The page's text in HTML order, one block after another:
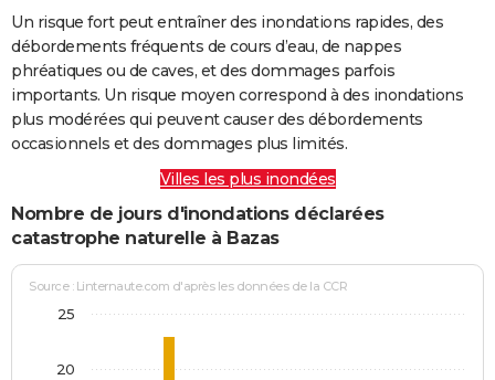
Un risque fort peut entraîner des inondations rapides, des
débordements fréquents de cours d’eau, de nappes
phréatiques ou de caves, et des dommages parfois
importants. Un risque moyen correspond à des inondations
plus modérées qui peuvent causer des débordements
occasionnels et des dommages plus limités.
Villes les plus inondées
Nombre de jours d'inondations déclarées
catastrophe naturelle à Bazas
Source : Linternaute.com d'après les données de la CCR
20
25